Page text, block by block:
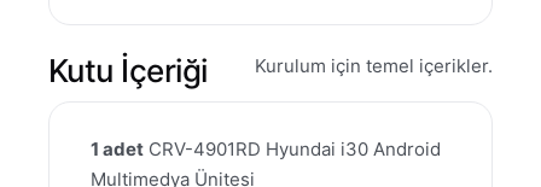
Kutu İçeriği Kurulum için temel içerikler.
1 adet CRV-4901RD Hyundai i30 Android
Multimedya Ünitesi